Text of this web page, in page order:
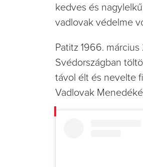
kedves és
vadlovak védelme
Patitz 1966.
Svédországban
távol élt és nevelte
Vadlovak